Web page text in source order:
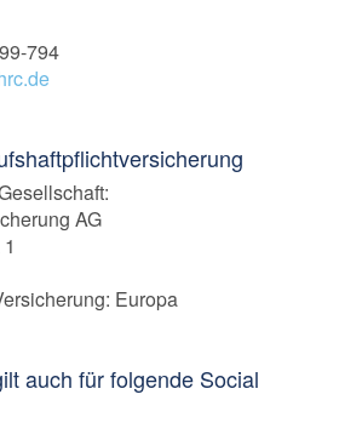
794
AG
Europa
auch für folgende Social